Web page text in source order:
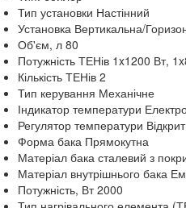
Тип установки Настінний
Установка Вертикальна/
Об'єм, л 80
Потужність ТЕНів 1x1200 Вт,
Кількість ТЕНів 2
Тип керування Механічне
Індикатор температури
Регулятор температури
Форма бака Прямокутна
Матеріал бака сталевий з
Матеріал внутрішнього бака
Потужність, Вт 2000